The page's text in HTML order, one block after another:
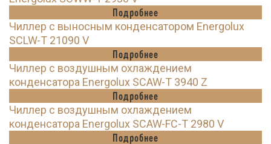
Подробнее
Чиллер с выносным конденсатором Energolux
SCLW-T 21090 V
Подробнее
Чиллер с воздушным охлаждением
конденсатора Energolux SCAW-T 3940 Z
Подробнее
Чиллер с воздушным охлаждением
конденсатора Energolux SCAW-FC-T 2980 V
Подробнее